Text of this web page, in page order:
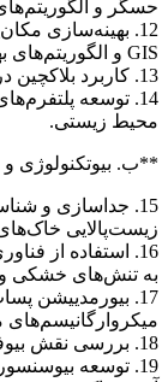
حسگر و
12. بهینه‌سازی
GIS و الگوریتم‌های بهینه‌سازی.
13. کاربرد بلاکچین در ردیابی و گواهی محصولات ارگانیک و جنگلی.
14. توسعه
محیط زیستی.
**ب. بیوتکنولوژی
15. جداسازی و
زیست‌پالایی
به تنش‌های خشکی
17. بیورمدییشن
18. بررسی نقش بیوفیلم‌های باکتریایی در تصفیه طبیعی آب.
19. توسعه